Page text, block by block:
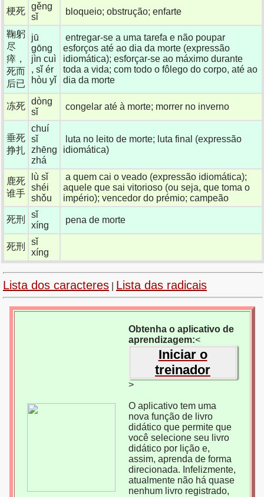
梗死 gěng
sǐ
bloqueio; obstrução; enfarte
鞠躬
尽
瘁，
死而
后已
jū
gōng
jìn cuì
, sǐ ér
hòu yǐ
entregar-se a uma tarefa e não poupar
esforços até ao dia da morte (expressão
idiomática); esforçar-se ao máximo durante
toda a vida; com todo o fôlego do corpo, até ao
dia da morte
冻死 dòng
sǐ
congelar até à morte; morrer no inverno
垂死
挣扎
chuí
sǐ
zhēng
zhá
luta no leito de morte; luta final (expressão
idiomática)
鹿死
谁手
lù sǐ
shéi
shǒu
a quem cai o veado (expressão idiomática);
aquele que sai vitorioso (ou seja, que toma o
império); vencedor do prémio; campeão
死刑
sǐ
xíng
pena de morte
死刑
sǐ
xíng
Lista dos caracteres Lista das radicais
Obtenha o aplicativo de
aprendizagem:<
Iniciar o
treinador
>
O aplicativo tem uma
nova função de livro
didático que permite que
você selecione seu livro
didático por lição e,
assim, aprenda de forma
direcionada. Infelizmente,
atualmente não há quase
nenhum livro registrado,